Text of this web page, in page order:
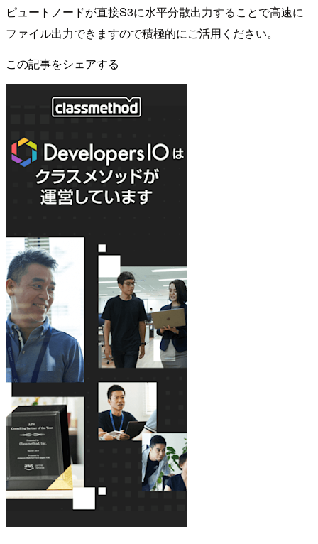
ピュートノードが直接S3に水平分散出力することで高速に
ファイル出力できますので積極的にご活用ください。
この記事をシェアする